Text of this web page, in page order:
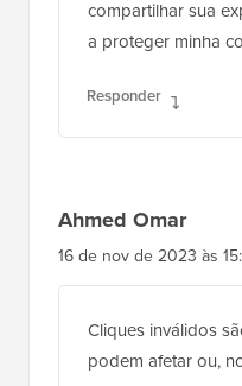
Como blogueiro,
o impacto de
confiança para
frente. Já
minimizar erros. A
como o AdSanity
também é super
compartilhar sua
a proteger minha